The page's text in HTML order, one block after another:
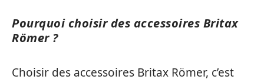
Pourquoi choisir des accessoires Britax
Römer ?
Choisir des accessoires Britax Römer, c’est